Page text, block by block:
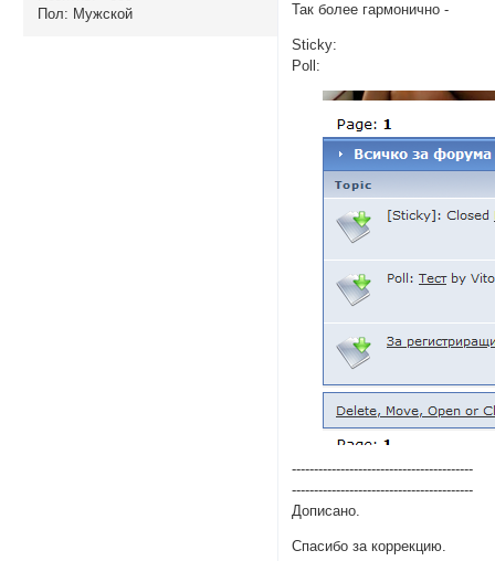
Пол: Мужской Так более гармонично -
Sticky:
Poll:
-----------------------------------------
-----------------------------------------
Дописано.
Спасибо за коррекцию.